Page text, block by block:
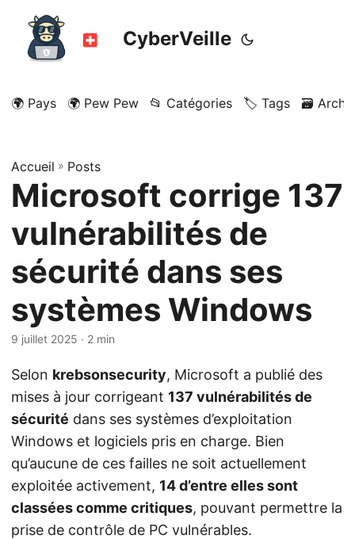
CyberVeille
🌍 Pays 🌍 Pew Pew 📂 Catégories 🏷️ Tags 🗃️
Accueil » Posts
Microsoft corrige 137
vulnérabilités de
sécurité dans ses
systèmes Windows
9 juillet 2025 · 2 min
Selon krebsonsecurity, Microsoft a publié des
mises à jour corrigeant 137 vulnérabilités de
sécurité dans ses systèmes d’exploitation
Windows et logiciels pris en charge. Bien
qu’aucune de ces failles ne soit actuellement
exploitée activement, 14 d’entre elles sont
classées comme critiques, pouvant permettre la
prise de contrôle de PC vulnérables.